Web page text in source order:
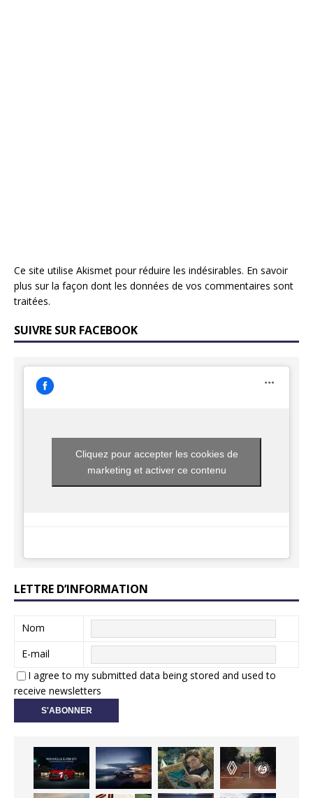
Ce site utilise Akismet pour réduire les indésirables. En savoir
plus sur la façon dont les données de vos commentaires sont
traitées.
SUIVRE SUR FACEBOOK
Cliquez pour accepter les cookies de
marketing et activer ce contenu
LETTRE D’INFORMATION
Nom
E-mail
I agree to my submitted data being stored and used to
receive newsletters